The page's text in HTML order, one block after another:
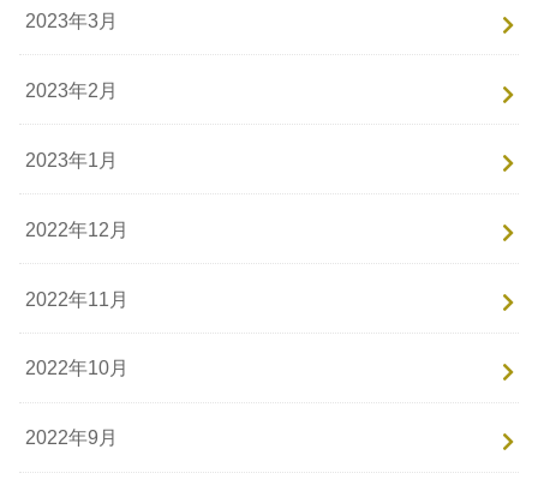
2023年3月
2023年2月
2023年1月
2022年12月
2022年11月
2022年10月
2022年9月